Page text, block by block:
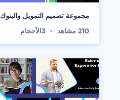
مجموعة تصميم التمويل والبنوك
210 مشاهد 3الأحجام